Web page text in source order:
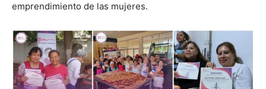
emprendimiento de las mujeres.